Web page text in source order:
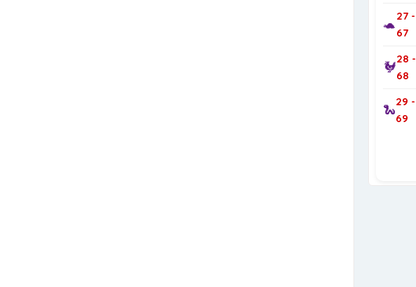
🐢
27 -
67
🐓
28 -
68
🐍
29 -
69